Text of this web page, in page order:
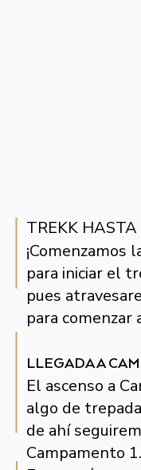
TREKK
¡Comenzamos
para iniciar el
pues
para comenzar
LLEGADA A
El ascenso a
algo de
de ahí
Campamento 1.